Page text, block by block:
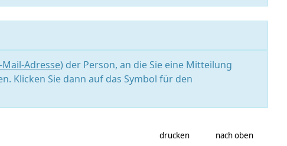
Mail-Adresse) der Person, an die Sie eine Mitteilung
Klicken Sie dann auf das Symbol für den
drucken nach oben